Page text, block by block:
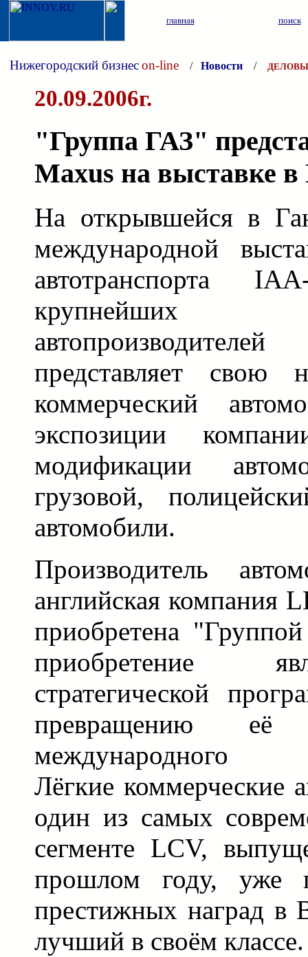
главная поиск
Нижегородский бизнесon-line / Новости /
20.09.2006г.
"Группа ГАЗ"
Maxus на выставке в
На открывшейся в
международной
автотранспорта
крупнейших
представляет свою
коммерческий
экспозиции
модификации
грузовой,
автомобили.
Производитель
английская компания
приобретена
приобретение
стратегической
превращению её
международного
Лёгкие коммерческие
один из самых
сегменте LCV,
прошлом году, уже
престижных наград в
лучший в своём классе.